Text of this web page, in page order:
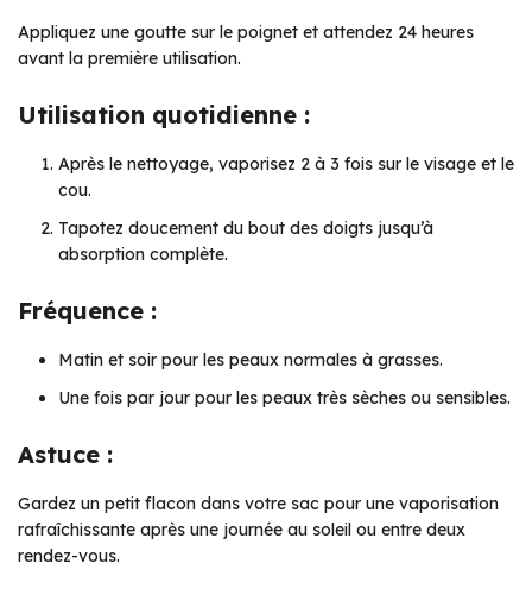
Appliquez une goutte sur le poignet et attendez 24 heures
avant la première utilisation.
Utilisation quotidienne :
Après le nettoyage, vaporisez 2 à 3 fois sur le visage et le
cou.
Tapotez doucement du bout des doigts jusqu’à
absorption complète.
Fréquence :
Matin et soir pour les peaux normales à grasses.
Une fois par jour pour les peaux très sèches ou sensibles.
Astuce :
Gardez un petit flacon dans votre sac pour une vaporisation
rafraîchissante après une journée au soleil ou entre deux
rendez-vous.